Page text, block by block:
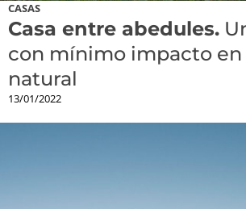
CASAS
Casa entre abedules.
con mínimo impacto
natural
13/01/2022